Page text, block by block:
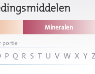
Mineralen
portie
P Q R S T U V W X Y